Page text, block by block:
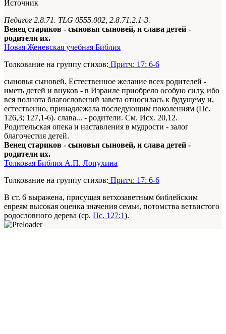
Источник
Педагог 2.8.71. TLG 0555.002, 2.8.71.2.1-3.
Венец стариков - сыновья сыновей, и слава детей -
родители их.
Новая Женевская учебная Библия
Толкование на группу стихов: Притч: 17: 6-6
сыновья сыновей. Естественное желание всех родителей -
иметь детей и внуков - в Израиле приобрело особую силу, ибо
вся полнота благословений завета относилась к будущему и,
естественно, принадлежала последующим поколениям (Пс.
126,3; 127,1-6). слава... - родители. См. Исх. 20,12.
Родительская опека и наставления в мудрости - залог
благочестия детей.
Венец стариков - сыновья сыновей, и слава детей -
родители их.
Толковая Библия А.П. Лопухина
Толкование на группу стихов: Притч: 17: 6-6
В ст. 6 выражена, присущая ветхозаветным библейским
евреям высокая оценка значения семьи, потомства ветвистого
родословного дерева (ср. Пс. 127:1).